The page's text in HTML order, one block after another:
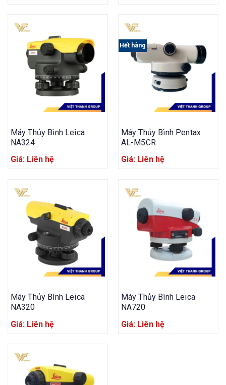
Máy Thủy Bình Leica
NA324
Giá: Liên hệ
Hết hàng
Máy Thủy Bình Pentax
AL-M5CR
Giá: Liên hệ
Máy Thủy Bình Leica
NA320
Giá: Liên hệ
Máy Thủy Bình Leica
NA720
Giá: Liên hệ